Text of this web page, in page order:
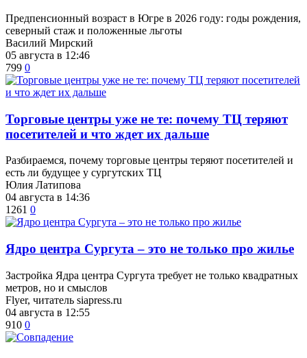
Предпенсионный возраст в Югре в 2026 году: годы рождения,
северный стаж и положенные льготы
Василий Мирский
05 августа в 12:46
799 0
Торговые центры уже не те: почему ТЦ теряют
посетителей и что ждет их дальше
Разбираемся, почему торговые центры теряют посетителей и
есть ли будущее у сургутских ТЦ
Юлия Латипова
04 августа в 14:36
1261 0
​Ядро центра Сургута ‒ это не только про жилье
Застройка Ядра центра Сургута требует не только квадратных
метров, но и смыслов
Flyer, читатель siapress.ru
04 августа в 12:55
910 0